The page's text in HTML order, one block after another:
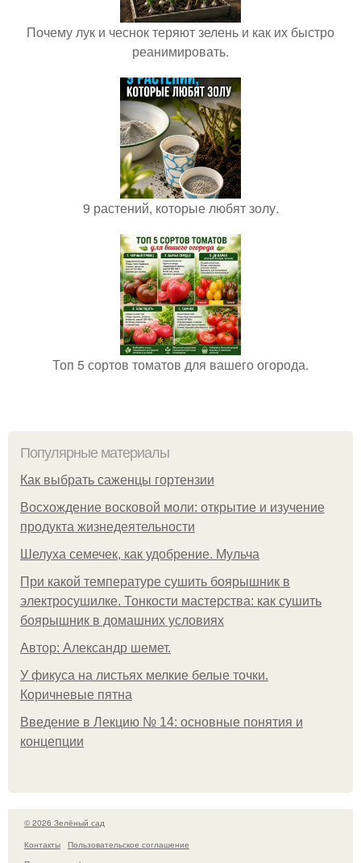
Почему лук и чеснок теряют зелень и как их быстро
реанимировать.
9 растений, которые любят золу.
Топ 5 сортов томатов для вашего огорода.
Популярные материалы
Как выбрать саженцы гортензии
Восхождение восковой моли: открытие и изучение
продукта жизнедеятельности
Шелуха семечек, как удобрение. Мульча
При какой температуре сушить боярышник в
электросушилке. Тонкости мастерства: как сушить
боярышник в домашних условиях
Автор: Александр шемет.
У фикуса на листьях мелкие белые точки.
Коричневые пятна
Введение в Лекцию № 14: основные понятия и
концепции
© 2026 Зелёный сад
Контакты
Пользовательское соглашение